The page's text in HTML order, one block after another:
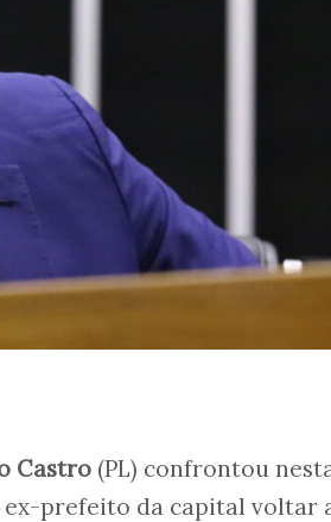
Castro (PL) confrontou
ex-prefeito da capital voltar